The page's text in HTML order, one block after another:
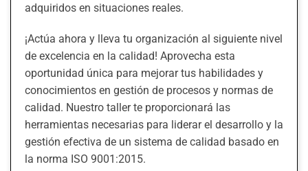
adquiridos en situaciones reales.
¡Actúa ahora y lleva tu organización al siguiente nivel
de excelencia en la calidad! Aprovecha esta
oportunidad única para mejorar tus habilidades y
conocimientos en gestión de procesos y normas de
calidad. Nuestro taller te proporcionará las
herramientas necesarias para liderar el desarrollo y la
gestión efectiva de un sistema de calidad basado en
la norma ISO 9001:2015.